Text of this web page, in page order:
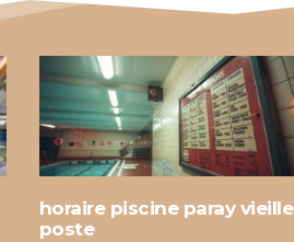
horaire piscine paray vieille
poste